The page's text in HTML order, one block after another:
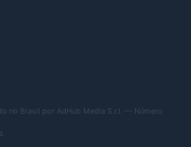
no Brasil por AdHub Media S.r.l. — Número